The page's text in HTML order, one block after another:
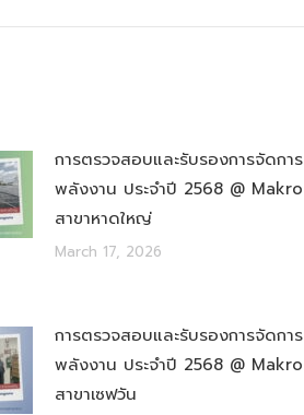
การตรวจสอบและรับรองการจัดการ
พลังงาน ประจำปี 2568 @ Makro
สาขาหาดใหญ่
March 17, 2026
การตรวจสอบและรับรองการจัดการ
พลังงาน ประจำปี 2568 @ Makro
สาขาเซฟวัน